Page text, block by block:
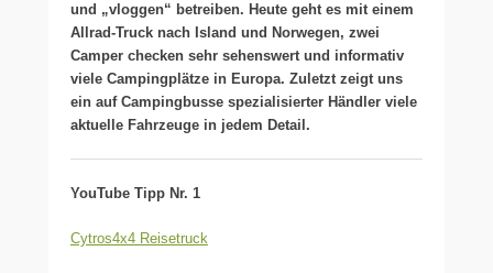
und „vloggen“ betreiben. Heute geht es mit einem
Allrad-Truck nach Island und Norwegen, zwei
Camper checken sehr sehenswert und informativ
viele Campingplätze in Europa. Zuletzt zeigt uns
ein auf Campingbusse spezialisierter Händler viele
aktuelle Fahrzeuge in jedem Detail.
YouTube Tipp Nr. 1
Cytros4x4 Reisetruck